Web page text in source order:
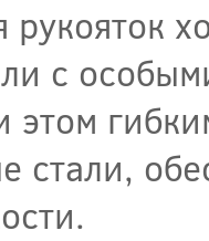
рукояток
с
стали,